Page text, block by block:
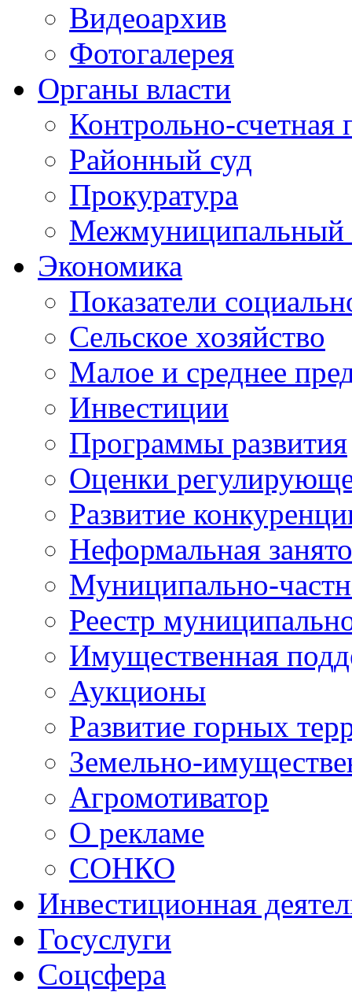
Видеоархив
Фотогалерея
Органы власти
Контрольно-счетная
Районный суд
Прокуратура
Межмуниципальный
Экономика
Показатели
Сельское хозяйство
Малое и среднее
Инвестиции
Программы развития
Оценки
Развитие
Неформальная
Муниципально-
Реестр
Имущественная
Аукционы
Развитие горных
Земельно-
Агромотиватор
О рекламе
СОНКО
Инвестиционная
Госуслуги
Соцсфера